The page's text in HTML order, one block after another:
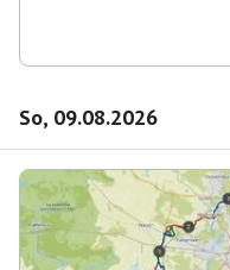
So, 09.08.2026